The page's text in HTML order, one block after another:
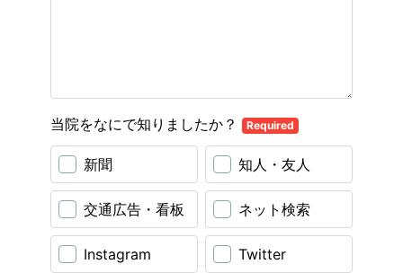
当院をなにで知りましたか？ Required
新聞 知人・友人
交通広告・看板 ネット検索
Instagram Twitter